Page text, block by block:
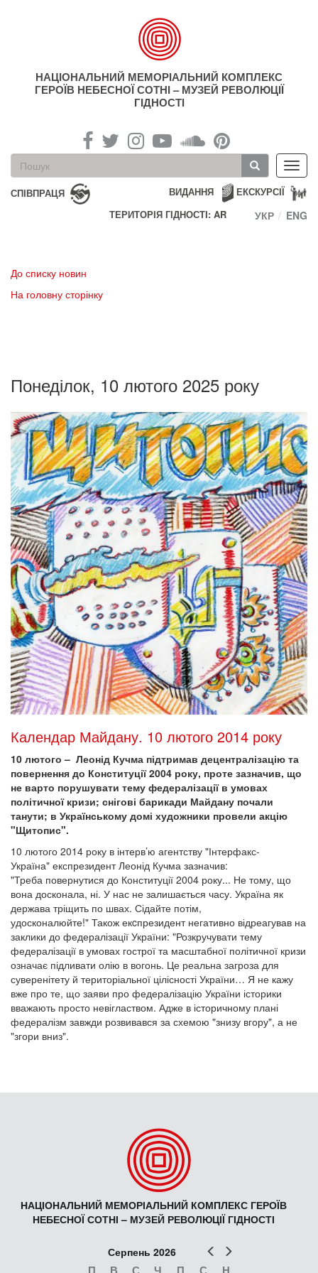
НАЦІОНАЛЬНИЙ МЕМОРІАЛЬНИЙ КОМПЛЕКС
ГЕРОЇВ НЕБЕСНОЇ СОТНІ – МУЗЕЙ РЕВОЛЮЦІЇ
ГІДНОСТІ
Пошукова
форма
Пошук
СПІВПРАЦЯ ЕКСКУРСІЇ
ВИДАННЯ
ТЕРИТОРІЯ ГІДНОСТІ: AR
УКР ENG
До списку новин
На головну сторінку
Понеділок, 10 лютого 2025 року
Календар Майдану. 10 лютого 2014 року
10 лютого – Леонід Кучма підтримав децентралізацію та
повернення до Конституції 2004 року, проте зазначив, що
не варто порушувати тему федералізації в умовах
політичної кризи; снігові барикади Майдану почали
танути; в Українському домі художники провели акцію
"Щитопис".
10 лютого 2014 року в інтерв’ю агентству "Інтерфакс-
Україна" експрезидент Леонід Кучма зазначив:
"Треба повернутися до Конституції 2004 року... Не тому, що
вона досконала, ні. У нас не залишається часу. Україна як
держава тріщить по швах. Сідайте потім,
удосконалюйте!" Також екcпрезидент негативно відреагував на
заклики до федералізації України: "Розкручувати тему
федералізації в умовах гострої та масштабної політичної кризи
означає підливати олію в вогонь. Це реальна загроза для
суверенітету й територіальної цілісності України… Я не кажу
вже про те, що заяви про федералізацію України історики
вважають просто невіглаством. Адже в історичному плані
федералізм завжди розвивався за схемою "знизу вгору", а не
"згори вниз".
НАЦІОНАЛЬНИЙ МЕМОРІАЛЬНИЙ КОМПЛЕКС ГЕРОЇВ
НЕБЕСНОЇ СОТНІ – МУЗЕЙ РЕВОЛЮЦІЇ ГІДНОСТІ
Попер
Серпень 2026